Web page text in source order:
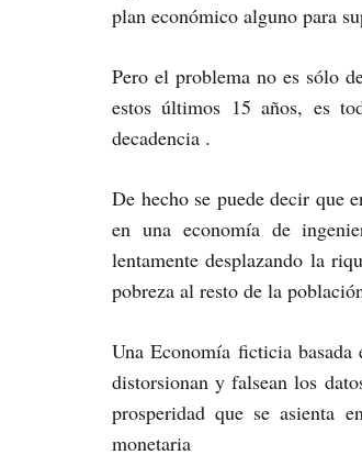
plan económico alguno para
Pero el problema no es sólo
estos últimos 15 años, es
decadencia .
De hecho se puede decir que
en una economía de
lentamente desplazando la
pobreza al resto de la
Una Economía ficticia basada
distorsionan y falsean los
prosperidad que se asienta
monetaria